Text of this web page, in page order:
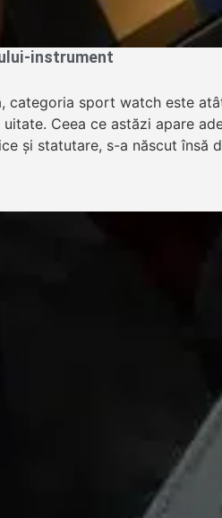
instrument
categoria sport watch este
Ceea ce astăzi apare
și statutare, s-a născut însă